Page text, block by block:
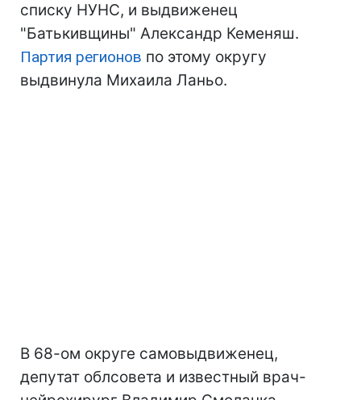
списку НУНС, и выдвиженец
"Батькивщины" Александр Кеменяш.
Партия регионов по этому округу
выдвинула Михаила Ланьо.
В 68-ом округе самовыдвиженец,
депутат облсовета и известный врач-